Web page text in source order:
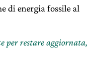
di energia fossile al
per restare aggiornata,